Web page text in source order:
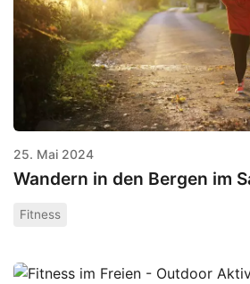
25. Mai 2024
Wandern in den Bergen im
Fitness